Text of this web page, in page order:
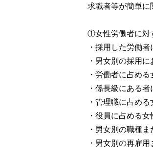
求職者等が簡単に
①女性労働者に対
・採用した労働
・男女別の採用
・労働者に占め
・係長級にある
・管理職に占め
・役員に占める女
・男女別の職種
・男女別の再雇